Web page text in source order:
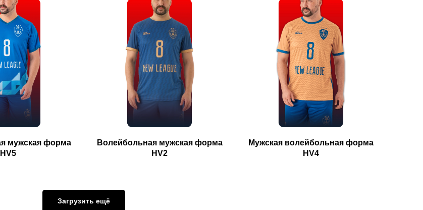
мужская форма
HV5
Волейбольная мужская форма
HV2
Мужская волейбольная форма
HV4
Загрузить ещё